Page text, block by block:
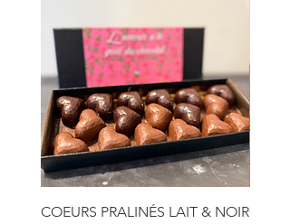
COEURS PRALINÉS LAIT & NOIR